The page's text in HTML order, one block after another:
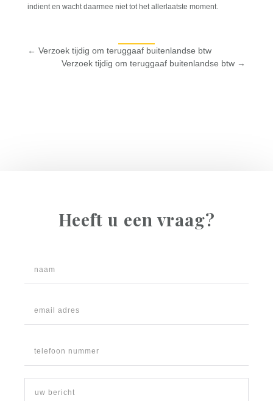
indient en wacht daarmee niet tot het allerlaatste moment.
← Verzoek tijdig om teruggaaf buitenlandse btw
Verzoek tijdig om teruggaaf buitenlandse btw →
Heeft u een vraag?